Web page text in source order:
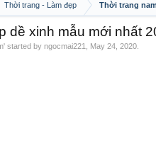
Thời trang - Làm đẹp Thời trang nam
dề xinh mẫu mới nhất
' started by ngocmai221 May 24, 2020